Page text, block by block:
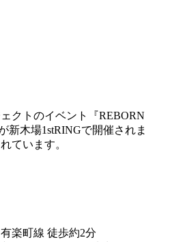
クトのイベント『REBORN
新木場1stRINGで開催されま
ています。
楽町線 徒歩約2分